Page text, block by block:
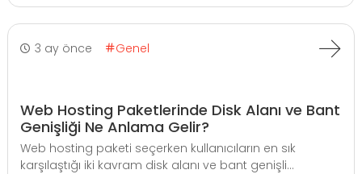
3 ay önce Genel
Web Hosting Paketlerinde Disk Alanı ve Bant
Genişliği Ne Anlama Gelir?
Web hosting paketi seçerken kullanıcıların en sık
karşılaştığı iki kavram disk alanı ve bant genişli...